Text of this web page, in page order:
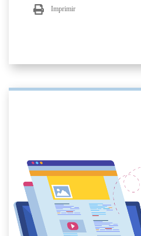
Imprimir